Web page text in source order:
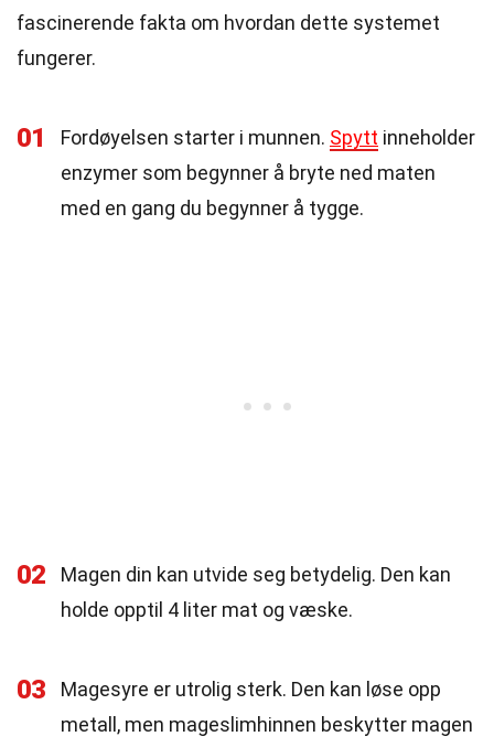
fascinerende fakta om hvordan dette systemet
fungerer.
01 Fordøyelsen starter i munnen. Spytt inneholder
enzymer som begynner å bryte ned maten
med en gang du begynner å tygge.
02
Magen din kan utvide seg betydelig. Den kan
holde opptil 4 liter mat og væske.
03
Magesyre er utrolig sterk. Den kan løse opp
metall, men mageslimhinnen beskytter magen